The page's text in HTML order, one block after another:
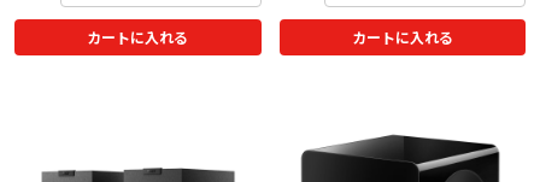
カートに入れる カートに入れる